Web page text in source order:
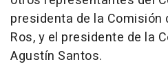
presidenta de la Comisión
Ros, y el presidente de la
Agustín Santos.